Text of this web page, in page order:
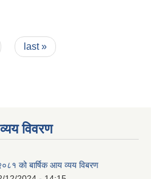
last »
विवरण
को बार्षिक आय व्यय विबरण